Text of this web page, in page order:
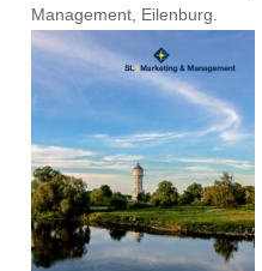
Management, Eilenburg.